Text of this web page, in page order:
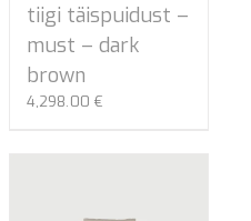
tiigi täispuidust –
must – dark
brown
4,298.00 €